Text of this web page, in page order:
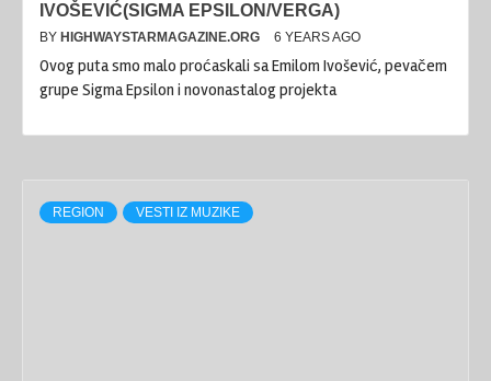
IVOŠEVIĆ(SIGMA EPSILON/VERGA)
BY HIGHWAYSTARMAGAZINE.ORG 6 YEARS AGO
Ovog puta smo malo proćaskali sa Emilom Ivošević, pevačem
grupe Sigma Epsilon i novonastalog projekta
REGION VESTI IZ MUZIKE